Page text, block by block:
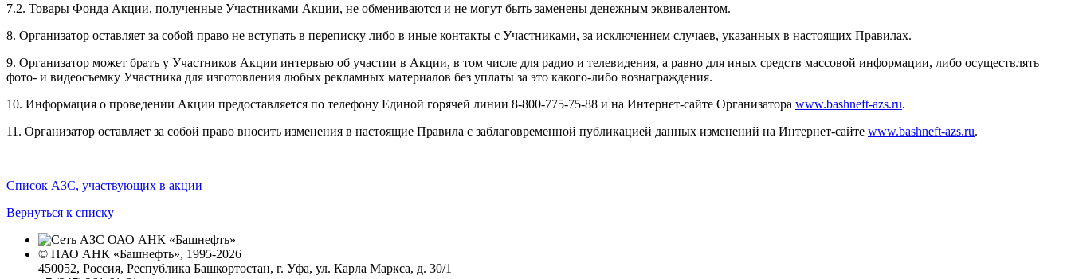
7.2. Товары Фонда Акции, полученные Участниками Акции, не обмениваются и не могут быть заменены денежным эквивалентом.
8. Организатор оставляет за собой право не вступать в переписку либо в иные контакты с Участниками, за исключением случаев, указанных в настоящих Правилах.
9. Организатор может брать у Участников Акции интервью об участии в Акции, в том числе для радио и телевидения, а равно для иных средств массовой информации, либо осуществлять
фото- и видеосъемку Участника для изготовления любых рекламных материалов без уплаты за это какого-либо вознаграждения.
10. Информация о проведении Акции предоставляется по телефону Единой горячей линии 8-800-775-75-88 и на Интернет-сайте Организатора www.bashneft-azs.ru.
11. Организатор оставляет за собой право вносить изменения в настоящие Правила с заблаговременной публикацией данных изменений на Интернет-сайте www.bashneft-azs.ru.
Список АЗС, участвующих в акции
Вернуться к списку
© ПАО АНК «Башнефть», 1995-2026
450052, Россия, Республика Башкортостан, г. Уфа, ул. Карла Маркса, д. 30/1